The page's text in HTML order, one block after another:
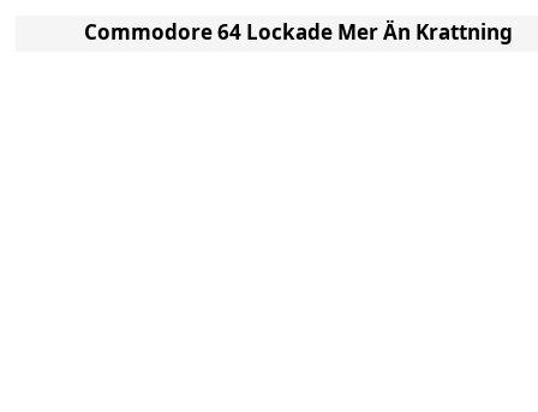
Commodore 64 Lockade Mer Än Krattning